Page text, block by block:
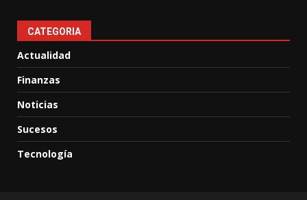
CATEGORIA
Actualidad
Finanzas
Noticias
Sucesos
Tecnología